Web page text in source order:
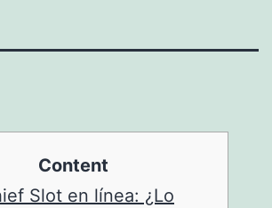
Content
Slot en línea: ¿Lo